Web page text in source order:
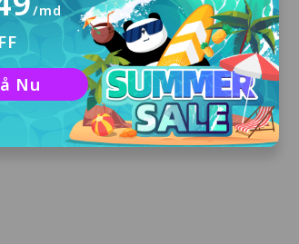
Download og installer
"Gratis download" for at downloade
til Windows og installere det på
din computer.
/md
Nu